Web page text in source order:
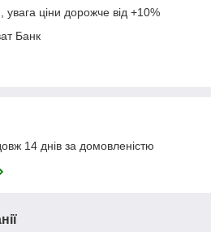
увага ціни дорожче від +10%
Банк
14 днів за домовленістю